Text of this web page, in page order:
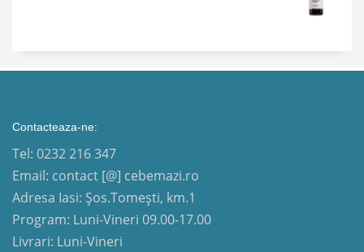
Contacteaza-ne:
Tel: 0232 216 347
Email: contact [@] cebemazi.ro
Adresa Iasi: Șos.Tomești, km.1
Program: Luni-Vineri 09.00-17.00
Livrari: Luni-Vineri